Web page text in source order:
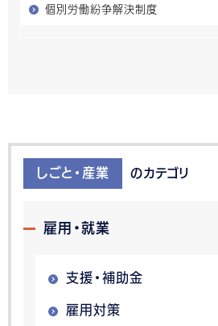
個別労働紛争解決制度
しごと・産業 のカテゴリ
雇用・就業
支援・補助金
雇用対策